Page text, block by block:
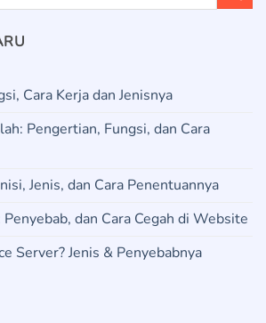
Cara Kerja dan Jenisnya
Pengertian, Fungsi, dan Cara
Jenis, dan Cara Penentuannya
dan Cara Cegah di Website
Server? Jenis & Penyebabnya